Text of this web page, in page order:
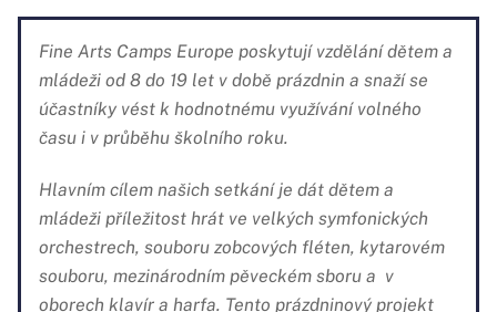
Fine Arts Camps Europe poskytují vzdělání dětem a
mládeži od 8 do 19 let v době prázdnin a snaží se
účastníky vést k hodnotnému využívání volného
času i v průběhu školního roku.
Hlavním cílem našich setkání je dát dětem a
mládeži příležitost hrát ve velkých symfonických
orchestrech, souboru zobcových fléten, kytarovém
souboru, mezinárodním pěveckém sboru a v
oborech klavír a harfa. Tento prázdninový projekt